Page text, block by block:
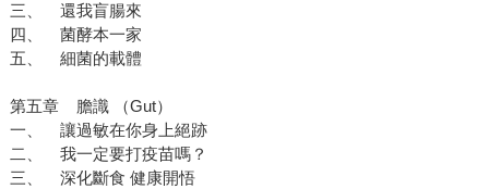
三、 還我盲腸來
四、 菌酵本一家
五、 細菌的載體
第五章 膽識 （Gut）
一、 讓過敏在你身上絕跡
二、 我一定要打疫苗嗎？
三、 深化斷食 健康開悟